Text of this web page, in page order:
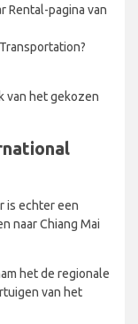
Rental-pagina van
van het gekozen
is echter een
naar Chiang Mai
het de regionale
van het